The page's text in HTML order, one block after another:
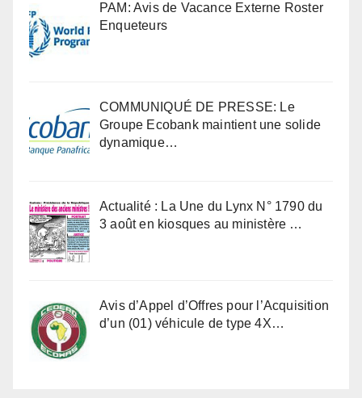
PAM: Avis de Vacance Externe Roster
Enqueteurs
COMMUNIQUÉ DE PRESSE: Le
Groupe Ecobank maintient une solide
dynamique…
Actualité : La Une du Lynx N° 1790 du
3 août en kiosques au ministère …
Avis d’Appel d’Offres pour l’Acquisition
d’un (01) véhicule de type 4X…